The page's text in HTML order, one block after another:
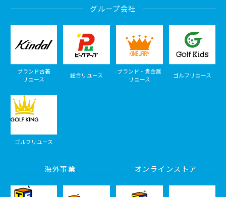
グループ会社
ブランド古着
リユース
総合リユース
ブランド・貴金属
リユース
ゴルフリユース
ゴルフリユース
海外事業 オンラインストア